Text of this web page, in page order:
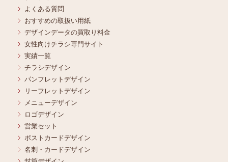
よくある質問
おすすめの取扱い用紙
デザインデータの買取り料金
女性向けチラシ専門サイト
実績一覧
チラシデザイン
パンフレットデザイン
リーフレットデザイン
メニューデザイン
ロゴデザイン
営業セット
ポストカードデザイン
名刺・カードデザイン